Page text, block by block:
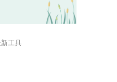
工具